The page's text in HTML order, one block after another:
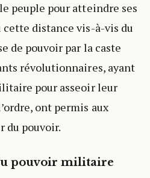
peuple pour atteindre ses
cette distance vis-à-vis du
de pouvoir par la caste
révolutionnaires, ayant
pour asseoir leur
ont permis aux
du pouvoir.
pouvoir militaire